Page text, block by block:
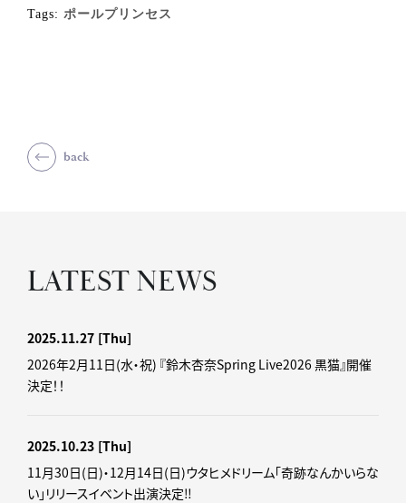
Tags: ポールプリンセス
back
LATEST NEWS
2025.11.27 [Thu]
2026年2月11日(水・祝) 『鈴木杏奈Spring Live2026 黒猫』開催
決定！！
2025.10.23 [Thu]
11月30日(日)・12月14日(日)ウタヒメドリーム「奇跡なんかいらな
い」リリースイベント出演決定‼